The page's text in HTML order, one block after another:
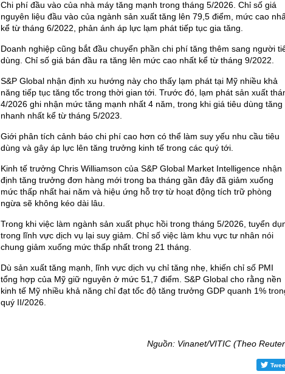
Chi phí đầu vào của nhà máy tăng mạnh trong tháng 5/2026. Chỉ số giá
nguyên liệu đầu vào của ngành sản xuất tăng lên 79,5 điểm, mức cao
kể từ tháng 6/2022, phản ánh áp lực lạm phát tiếp tục gia tăng.
Doanh nghiệp cũng bắt đầu chuyển phần chi phí tăng thêm sang người
dùng. Chỉ số giá bán đầu ra tăng lên mức cao nhất kể từ tháng 9/2022.
S&P Global nhận định xu hướng này cho thấy lạm phát tại Mỹ nhiều khả
năng tiếp tục tăng tốc trong thời gian tới. Trước đó, lạm phát sản xuất
4/2026 ghi nhận mức tăng mạnh nhất 4 năm, trong khi giá tiêu dùng tăng
nhanh nhất kể từ tháng 5/2023.
Giới phân tích cảnh báo chi phí cao hơn có thể làm suy yếu nhu cầu tiêu
dùng và gây áp lực lên tăng trưởng kinh tế trong các quý tới.
Kinh tế trưởng Chris Williamson của S&P Global Market Intelligence nhận
định tăng trưởng đơn hàng mới trong ba tháng gần đây đã giảm xuống
mức thấp nhất hai năm và hiệu ứng hỗ trợ từ hoạt động tích trữ phòng
ngừa sẽ không kéo dài lâu.
Trong khi việc làm ngành sản xuất phục hồi trong tháng 5/2026, tuyển
trong lĩnh vực dịch vụ lại suy giảm. Chỉ số việc làm khu vực tư nhân nói
chung giảm xuống mức thấp nhất trong 21 tháng.
Dù sản xuất tăng mạnh, lĩnh vực dịch vụ chỉ tăng nhẹ, khiến chỉ số PMI
tổng hợp của Mỹ giữ nguyên ở mức 51,7 điểm. S&P Global cho rằng nền
kinh tế Mỹ nhiều khả năng chỉ đạt tốc độ tăng trưởng GDP quanh 1%
quý II/2026.
Nguồn: Vinanet/VITIC (Theo